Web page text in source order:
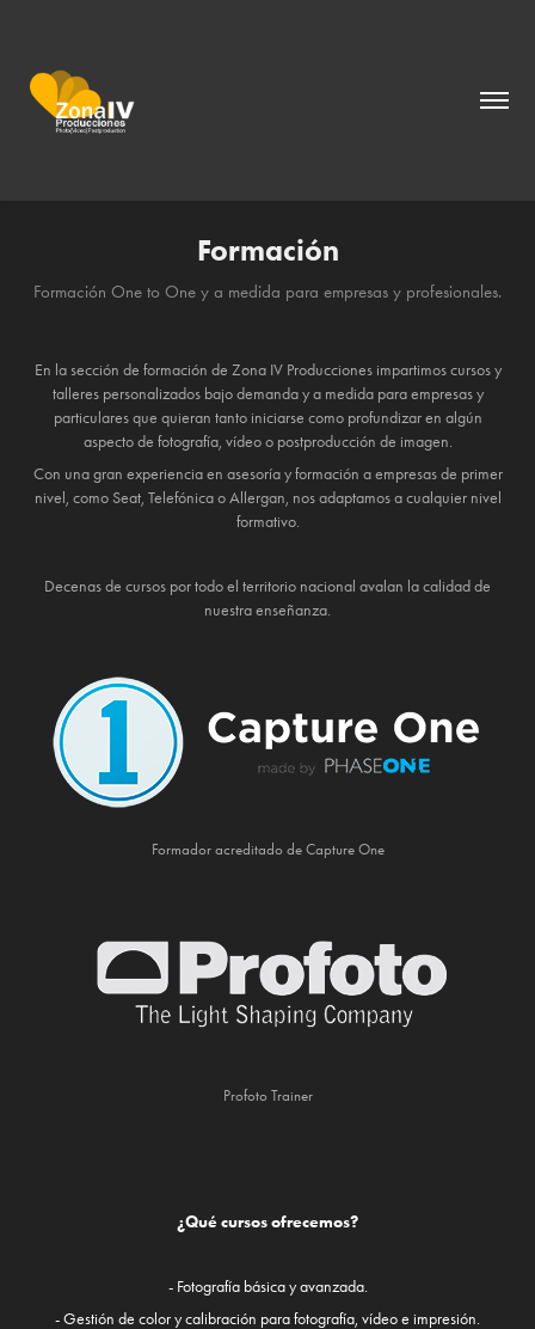
Formación
Formación One to One y a medida para empresas y profesionales.
En la sección de formación de Zona IV Producciones impartimos cursos y
talleres personalizados bajo demanda y a medida para empresas y
particulares que quieran tanto iniciarse como profundizar en algún
aspecto de fotografía, vídeo o postproducción de imagen.
Con una gran experiencia en asesoría y formación a empresas de primer
nivel, como Seat, Telefónica o Allergan, nos adaptamos a cualquier nivel
formativo.
Decenas de cursos por todo el territorio nacional avalan la calidad de
nuestra enseñanza.
Formador acreditado de Capture One
Profoto Trainer
¿Qué cursos ofrecemos?
- Fotografía básica y avanzada.
- Gestión de color y calibración para fotografía, vídeo e impresión.